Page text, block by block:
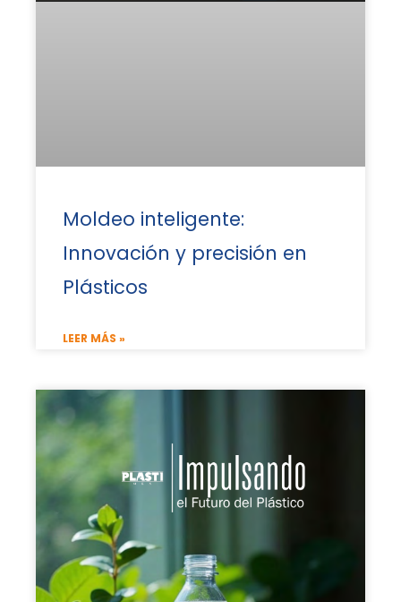
Moldeo inteligente:
Innovación y precisión en
Plásticos
LEER MÁS »